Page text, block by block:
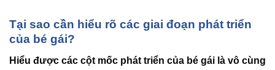
Tại sao cần hiểu rõ các giai đoạn phát triển
của bé gái?
Hiểu được các cột mốc phát triển của bé gái là vô cùng